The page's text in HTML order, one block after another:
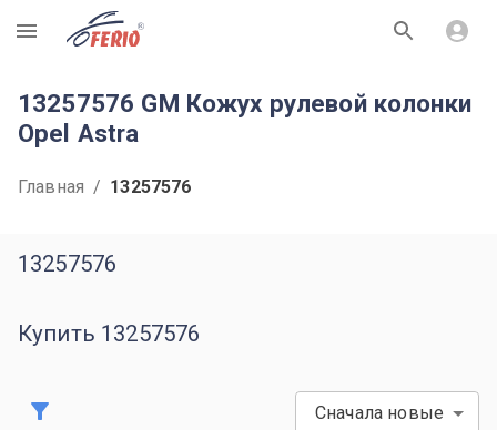
R
13257576 GM Кожух рулевой колонки
Opel Astra
Главная / 13257576
13257576
Купить 13257576
Сначала новые